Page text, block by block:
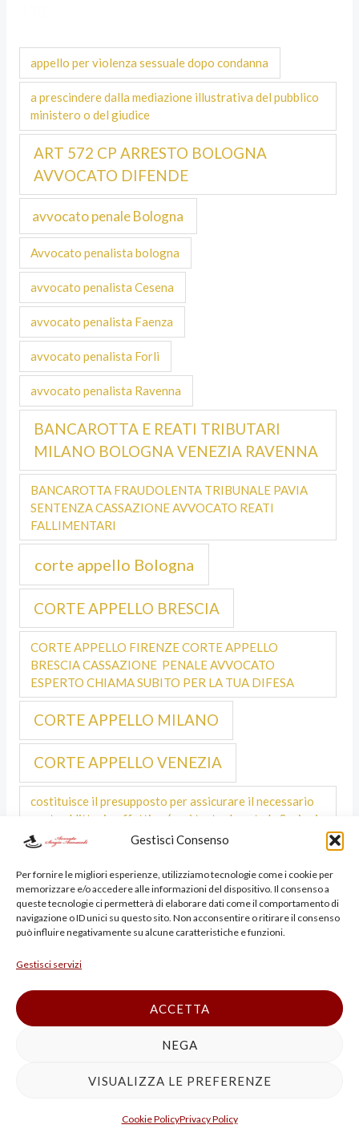
Gestisci Consenso
Per fornire le migliori esperienze, utilizziamo tecnologie come i cookie per
memorizzare e/o accedere alle informazioni del dispositivo. Il consenso a
queste tecnologie ci permetterà di elaborare dati come il comportamento di
navigazione o ID unici su questo sito. Non acconsentire o ritirare il consenso
può influire negativamente su alcune caratteristiche e funzioni.
Gestisci servizi
ACCETTA
NEGA
VISUALIZZA LE PREFERENZE
Cookie PolicyPrivacy Policy
appello per violenza sessuale dopo condanna
a prescindere dalla mediazione illustrativa del pubblico
ministero o del giudice
ART 572 CP ARRESTO BOLOGNA
AVVOCATO DIFENDE
avvocato penale Bologna
Avvocato penalista bologna
avvocato penalista Cesena
avvocato penalista Faenza
avvocato penalista Forli
avvocato penalista Ravenna
BANCAROTTA E REATI TRIBUTARI
MILANO BOLOGNA VENEZIA RAVENNA
BANCAROTTA FRAUDOLENTA TRIBUNALE PAVIA
SENTENZA CASSAZIONE AVVOCATO REATI
FALLIMENTARI
corte appello Bologna
CORTE APPELLO BRESCIA
CORTE APPELLO FIRENZE CORTE APPELLO
BRESCIA CASSAZIONE PENALE AVVOCATO
ESPERTO CHIAMA SUBITO PER LA TUA DIFESA
CORTE APPELLO MILANO
CORTE APPELLO VENEZIA
costituisce il presupposto per assicurare il necessario
contraddittorio effettivo (così testualmente le Sezioni
unite).
da parte del difensore
la integralità degli elementi e degli atti che formano
oggetto della richiesta di convalida e di applicazione
della misura
REATI INFORMATICI BOLOGNA AVVOCATO
ESPERTO
TRIBUNALE CASSAZIONE